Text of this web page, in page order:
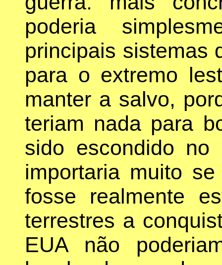
poderia
principais sistemas
para o extremo
manter a salvo,
teriam nada para
sido escondido
importaria muito
fosse realmente
terrestres a
EUA não